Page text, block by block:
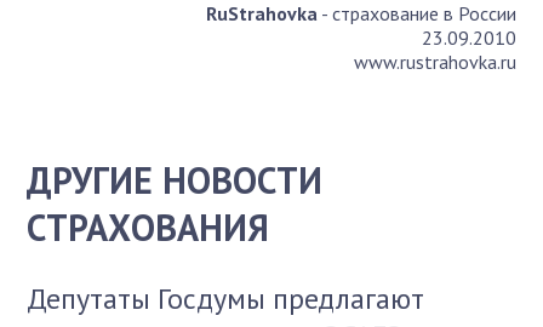
RuStrahovka- страхование в России
23.09.2010
www.rustrahovka.ru
ДРУГИЕ НОВОСТИ
СТРАХОВАНИЯ
Депутаты Госдумы предлагают